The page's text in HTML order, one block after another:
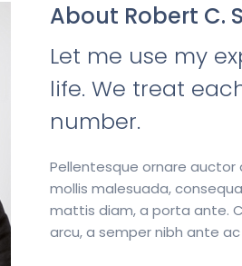
About Robert C.
Let me use my
life. We treat
number.
Pellentesque ornare
mollis malesuada,
mattis diam, a porta ante.
arcu, a semper nibh ante